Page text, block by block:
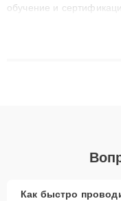
обучение и
сохранением гарантии
Как быстро